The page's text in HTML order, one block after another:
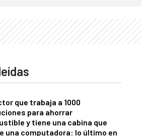
que trabaja a 1000
para ahorrar
y tiene una cabina que
una computadora: lo último en